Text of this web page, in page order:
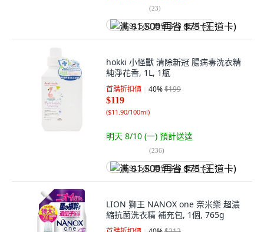
(23)
满 $1,500 再省 $75 (王道卡)
hokki 小怪獸 清除新冠 腸病毒洗衣精
純淨花香, 1L, 1瓶
首購折扣價 40%$199
$119
($11.90/100ml)
明天 8/10 (一) 預計送達
(236)
满 $1,500 再省 $75 (王道卡)
LION 獅王 NANOX one 奈米樂 超濃
縮抗菌洗衣精 補充包, 1個, 765g